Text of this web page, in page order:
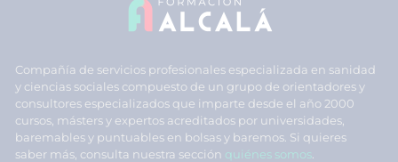
Compañía de servicios profesionales especializada en sanidad
y ciencias sociales compuesto de un grupo de orientadores y
consultores especializados que imparte desde el año 2000
cursos, másters y expertos acreditados por universidades,
baremables y puntuables en bolsas y baremos. Si quieres
saber más, consulta nuestra sección quiénes somos